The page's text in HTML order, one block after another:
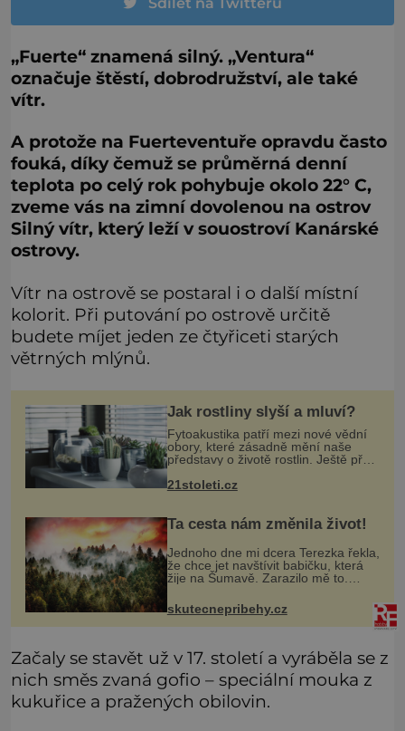
„Fuerte“ znamená silný. „Ventura“
označuje štěstí, dobrodružství, ale také
vítr.
A protože na Fuerteventuře opravdu často
fouká, díky čemuž se průměrná denní
teplota po celý rok pohybuje okolo 22° C,
zveme vás na zimní dovolenou na ostrov
Silný vítr, který leží v souostroví Kanárské
ostrovy.
Vítr na ostrově se postaral i o další místní
kolorit. Při putování po ostrově určitě
budete míjet jeden ze čtyřiceti starých
větrných mlýnů.
Jak rostliny slyší a mluví?
Fytoakustika patří mezi nové vědní
obory, které zásadně mění naše
představy o životě rostlin. Ještě před
několika desetiletími byly rostliny
považovány za tiché a pasivní
21stoleti.cz
Ta cesta nám změnila život!
Jednoho dne mi dcera Terezka řekla,
že chce jet navštívit babičku, která
žije na Šumavě. Zarazilo mě to.
neměli. Naše pětiletá dcera Terezka
měla vždycky divokou fan
skutecnepribehy.cz
Začaly se stavět už v 17. století a vyráběla se z
nich směs zvaná gofio – speciální mouka z
kukuřice a pražených obilovin.